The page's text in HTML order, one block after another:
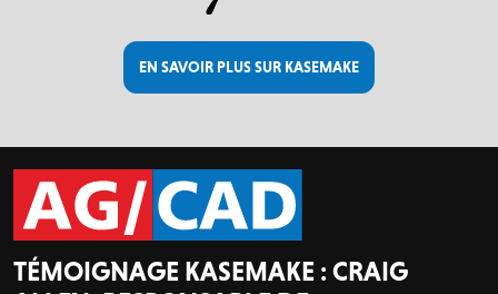
EN SAVOIR PLUS SUR KASEMAKE
TÉMOIGNAGE KASEMAKE : CRAIG